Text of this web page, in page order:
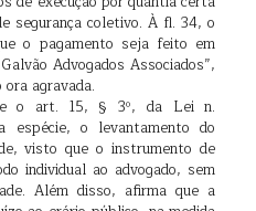
segurança coletivo. À fl. 34, o
o pagamento seja feito em
Advogados Associados”,
agravada.
o art. 15, § 3º, da Lei n.
espécie, o levantamento do
visto que o instrumento de
individual ao advogado, sem
Além disso, afirma que a